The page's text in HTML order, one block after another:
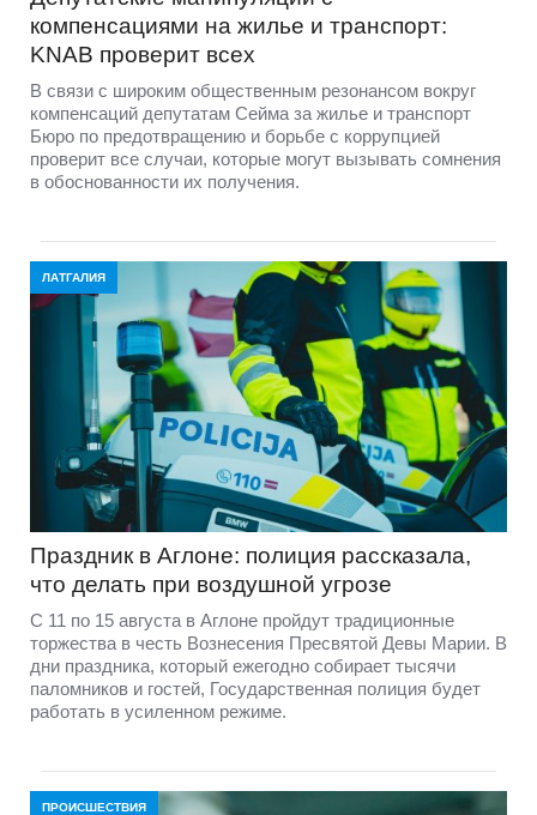
компенсациями на жилье и транспорт:
KNAB проверит всех
В связи с широким общественным резонансом вокруг
компенсаций депутатам Сейма за жилье и транспорт
Бюро по предотвращению и борьбе с коррупцией
проверит все случаи, которые могут вызывать сомнения
в обоснованности их получения.
ЛАТГАЛИЯ
Праздник в Аглоне: полиция рассказала,
что делать при воздушной угрозе
С 11 по 15 августа в Аглоне пройдут традиционные
торжества в честь Вознесения Пресвятой Девы Марии. В
дни праздника, который ежегодно собирает тысячи
паломников и гостей, Государственная полиция будет
работать в усиленном режиме.
ПРОИСШЕСТВИЯ